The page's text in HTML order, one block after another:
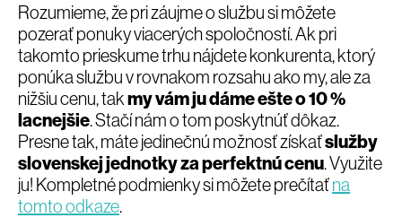
Rozumieme, že pri záujme o službu si môžete
pozerať ponuky viacerých spoločností. Ak pri
takomto prieskume trhu nájdete konkurenta, ktorý
ponúka službu v rovnakom rozsahu ako my, ale za
nižšiu cenu, takmy vám ju dáme ešte o 10 %
lacnejšie. Stačí nám o tom poskytnúť dôkaz.
Presne tak, máte jedinečnú možnosť získaťslužby
slovenskej jednotky za perfektnú cenu. Využite
ju! Kompletné podmienky si môžete prečítaťna
tomto odkaze.